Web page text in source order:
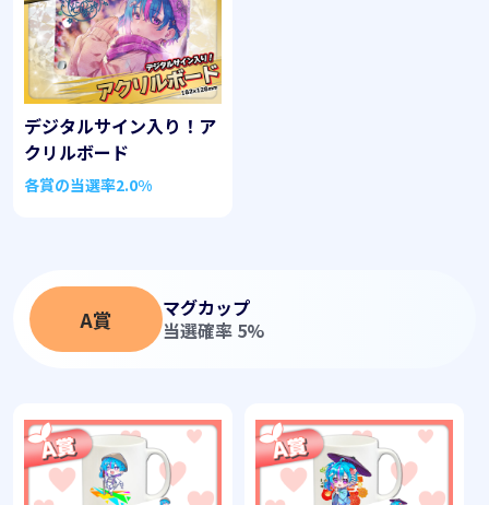
デジタルサイン入り！ア
クリルボード
各賞の当選率2.0%
A賞
マグカップ
当選確率 5%